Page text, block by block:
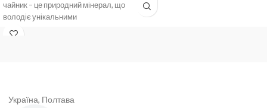
чайник – це природний мінерал, що
володіє унікальними
властивостями та широким
Україна, Полтава